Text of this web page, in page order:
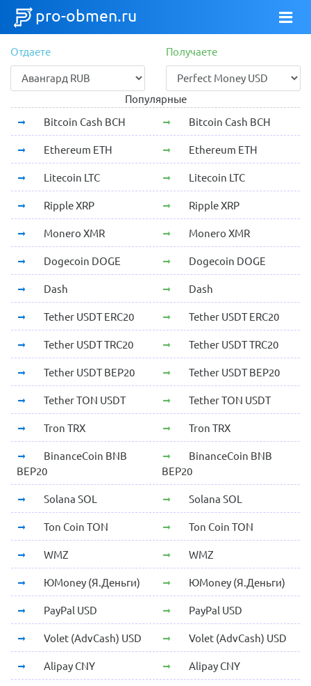
pro-obmen.ru
Отдаете Получаете
Популярные
Bitcoin Cash BCH
Bitcoin Cash BCH
Ethereum ETH Ethereum ETH
Litecoin LTC Litecoin LTC
Ripple XRP Ripple XRP
Monero XMR Monero XMR
Dogecoin DOGE Dogecoin DOGE
Dash Dash
Tether USDT ERC20 Tether USDT ERC20
Tether USDT TRC20 Tether USDT TRC20
Tether USDT BEP20 Tether USDT BEP20
Tether TON USDT Tether TON USDT
Tron TRX Tron TRX
BinanceCoin BNB
BEP20
BinanceCoin BNB
BEP20
Solana SOL Solana SOL
Ton Coin TON Ton Coin TON
WMZ WMZ
ЮMoney (Я.Деньги) ЮMoney (Я.Деньги)
PayPal USD PayPal USD
Volet (AdvCash) USD Volet (AdvCash) USD
Alipay CNY Alipay CNY